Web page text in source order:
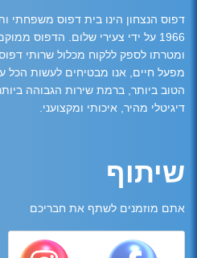
דפוס הנצחון הינו בית דפוס משפחתי
1966 על ידי צעירי שלום. הדפוס
ומטרתו לספק ללקוח מכלול שרותי
מפעל חיים, אנו מבטיחים לעשות
הטוב ביותר, ברמת שירות הגבוהה
דיגיטלי מהיר, איכותי ומקצועני.
שיתוף
אתם מוזמנים לשתף את חבריכם